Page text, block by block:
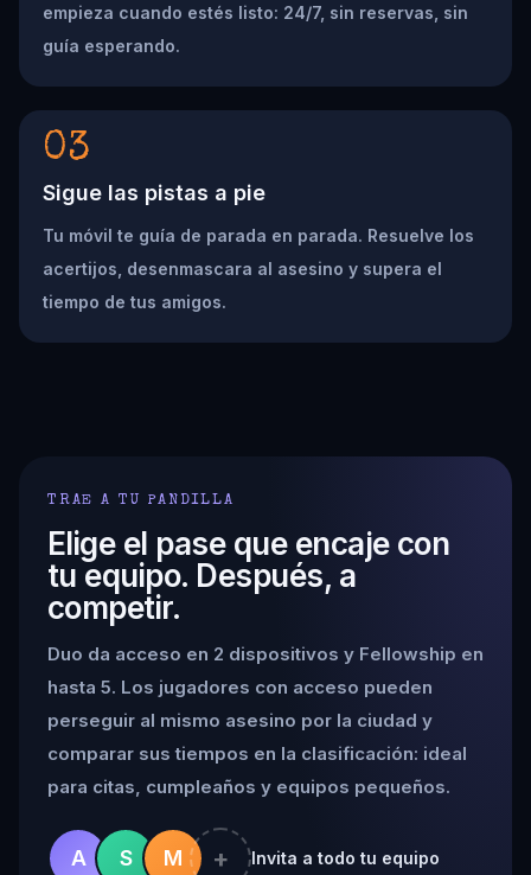
empieza cuando estés listo: 24/7, sin reservas, sin
guía esperando.
03
Sigue las pistas a pie
Tu móvil te guía de parada en parada. Resuelve los
acertijos, desenmascara al asesino y supera el
tiempo de tus amigos.
TRAE A TU PANDILLA
Elige el pase que encaje con
tu equipo. Después, a
competir.
Duo da acceso en 2 dispositivos y Fellowship en
hasta 5. Los jugadores con acceso pueden
perseguir al mismo asesino por la ciudad y
comparar sus tiempos en la clasificación: ideal
para citas, cumpleaños y equipos pequeños.
A S M + Invita a todo tu equipo